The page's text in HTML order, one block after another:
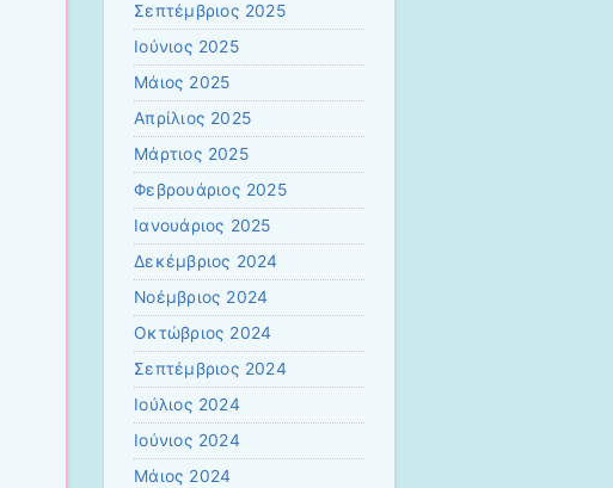
Σεπτέμβριος 2025
Ιούνιος 2025
Μάιος 2025
Απρίλιος 2025
Μάρτιος 2025
Φεβρουάριος 2025
Ιανουάριος 2025
Δεκέμβριος 2024
Νοέμβριος 2024
Οκτώβριος 2024
Σεπτέμβριος 2024
Ιούλιος 2024
Ιούνιος 2024
Μάιος 2024